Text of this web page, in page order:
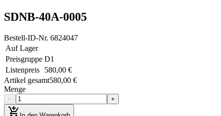
SDNB-40A-0005
Bestell-ID-Nr. 6824047
Auf Lager
Preisgruppe D1
Listenpreis
580,00 €
Artikel gesamt580,00 €
Menge
− +
add_shopping_cart